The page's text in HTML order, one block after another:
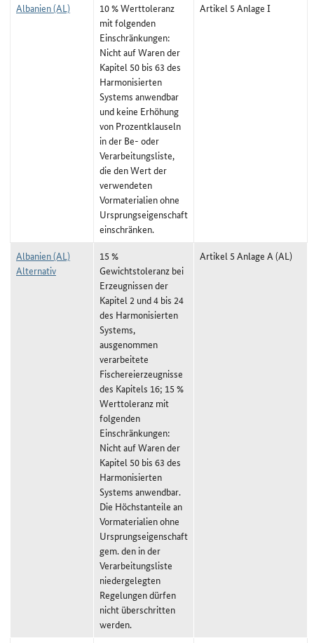
Albanien (AL)
10 % Werttoleranz
mit folgenden
Einschränkungen:
Nicht auf Waren der
Kapitel 50 bis 63 des
Harmonisierten
Systems anwendbar
und keine Erhöhung
von Prozentklauseln
in der Be- oder
Verarbeitungsliste,
die den Wert der
verwendeten
Vormaterialien ohne
Ursprungseigenschaft
einschränken.
Artikel 5 Anlage I
Albanien (AL)
Alternativ
15 %
Gewichtstoleranz bei
Erzeugnissen der
Kapitel 2 und 4 bis 24
des Harmonisierten
Systems,
ausgenommen
verarbeitete
Fischereierzeugnisse
des Kapitels 16; 15 %
Werttoleranz mit
folgenden
Einschränkungen:
Nicht auf Waren der
Kapitel 50 bis 63 des
Harmonisierten
Systems anwendbar.
Die Höchstanteile an
Vormaterialien ohne
Ursprungseigenschaft
gem. den in der
Verarbeitungsliste
niedergelegten
Regelungen dürfen
nicht überschritten
werden.
Artikel 5 Anlage A (AL)